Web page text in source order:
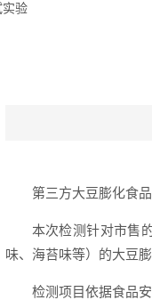
实验
第三方大豆膨化食
本次检测针对市售
味、海苔味等）的大豆
检测项目依据食品